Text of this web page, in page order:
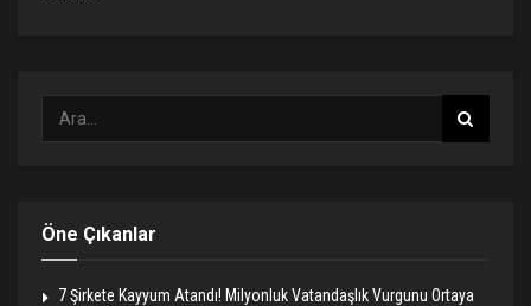
Öne Çıkanlar
7 Şirkete Kayyum Atandı! Milyonluk Vatandaşlık Vurgunu Ortaya